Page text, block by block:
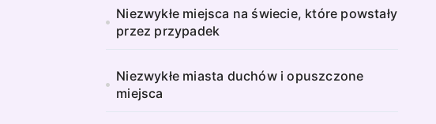
Niezwykłe miejsca na świecie, które powstały
przez przypadek
Niezwykłe miasta duchów i opuszczone
miejsca